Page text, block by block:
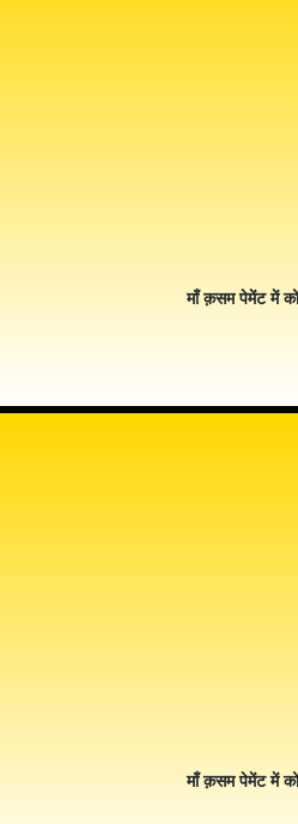
माँ क़सम पेमेंट में
माँ क़सम पेमेंट में